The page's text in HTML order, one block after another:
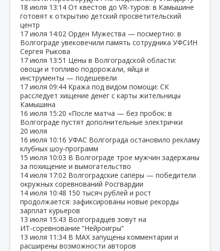
18 июля 13:14 От квестов до VR‑туров: в Камышине
готовят к открытию детский просветительский
центр
17 июля 14:02 Орден Мужества — посмертно: в
Волгограде увековечили память сотрудника УФСИН
Сергея Рыкова
17 июля 13:51 Цены в Волгоградской области:
овощи и топливо подорожали, яйца и
инструменты — подешевели
17 июля 09:44 Кража под видом помощи: СК
расследует хищение денег с карты жительницы
Камышина
16 июля 15:20 «После матча — без пробок: в
Волгограде пустят дополнительные электрички
20 июля
16 июля 10:16 УФАС Волгограда остановило рекламу
клубных шоу‑программ
15 июля 10:03 В Волгограде трое мужчин задержаны
за похищение и вымогательство
14 июля 17:02 Волгоградские сапёры — победители
окружных соревнований Росгвардии
14 июля 10:48 150 тысяч рублей и рост
продолжается: зафиксированы новые рекорды
зарплат курьеров
13 июля 15:43 Волгоградцев зовут на
ИТ‑соревнование “Нейроигры”
13 июля 11:34 В МАХ запущены комментарии и
расширены возможности авторов